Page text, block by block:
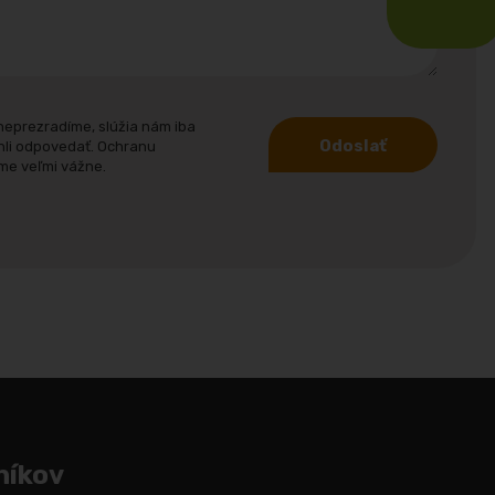
slúžia nám iba
odpovedať. Ochranu
veľmi vážne.
Odoslať